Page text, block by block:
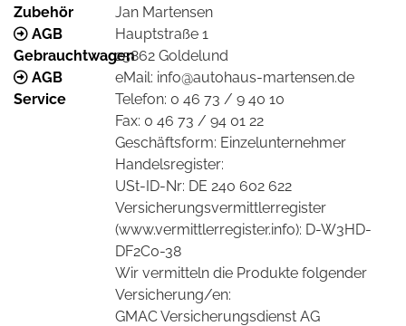
Zubehör
AGB
Gebrauchtwagen
AGB
Service
Jan Martensen
Hauptstraße 1
25862 Goldelund
eMail: info@autohaus-martensen.de
Telefon: 0 46 73 / 9 40 10
Fax: 0 46 73 / 94 01 22
Geschäftsform: Einzelunternehmer
Handelsregister:
USt-ID-Nr: DE 240 602 622
Versicherungsvermittlerregister
(www.vermittlerregister.info): D-W3HD-
DF2C0-38
Wir vermitteln die Produkte folgender
Versicherung/en:
GMAC Versicherungsdienst AG